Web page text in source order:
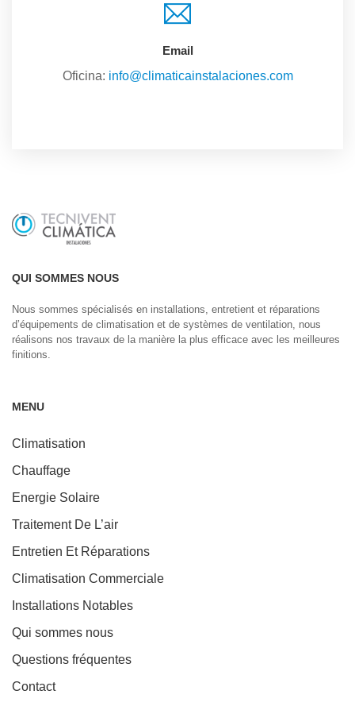
Email
Oficina: info@climaticainstalaciones.com
QUI SOMMES NOUS
Nous sommes spécialisés en installations, entretient et réparations
d’équipements de climatisation et de systèmes de ventilation, nous
réalisons nos travaux de la manière la plus efficace avec les meilleures
finitions.
MENU
Climatisation
Chauffage
Energie Solaire
Traitement De L’air
Entretien Et Réparations
Climatisation Commerciale
Installations Notables
Qui sommes nous
Questions fréquentes
Contact